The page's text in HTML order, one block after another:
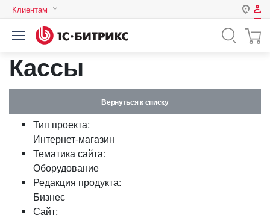
Клиентам
Авторизация
Логин
Пароль
Кассы
Вернуться к списку
Тип проекта:
Интернет-магазин
Тематика сайта:
Оборудование
Редакция продукта:
Бизнес
Сайт: